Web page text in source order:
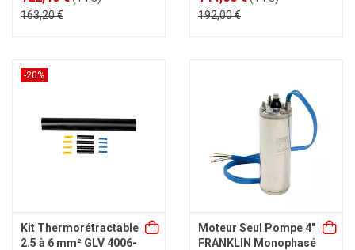
163,20 €
192,00 €
-20%
Kit Thermorétractable
2.5 à 6 mm² GLV 4006-
Moteur Seul Pompe 4"
FRANKLIN Monophasé